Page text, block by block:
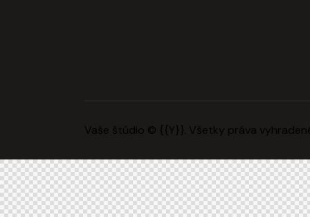
Vaše štúdio © {{Y}}. Všetky práva